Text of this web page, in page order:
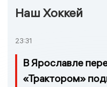
Наш Хоккей
23:31
В Ярославле
«Трактором»